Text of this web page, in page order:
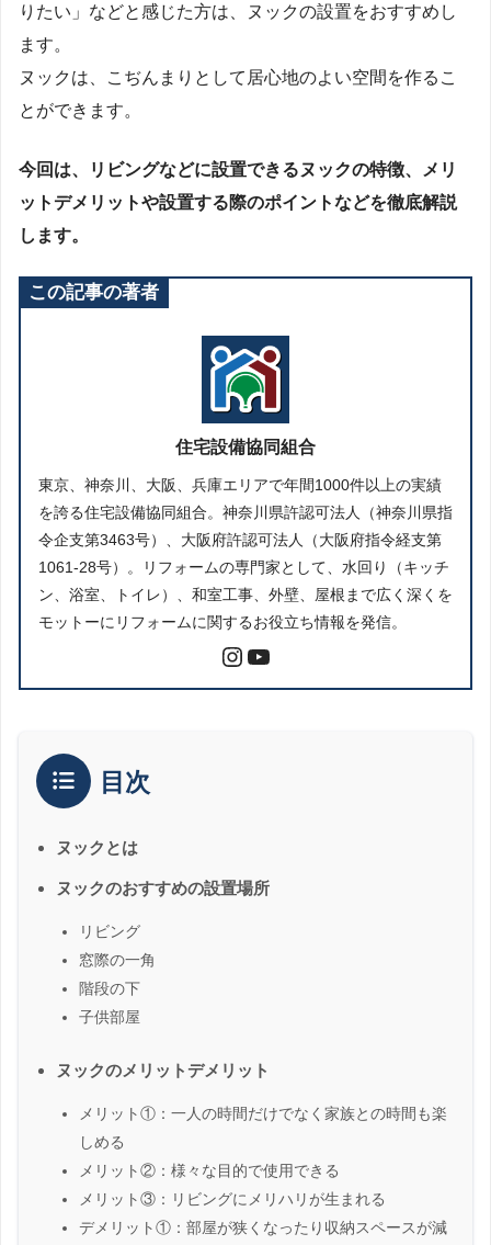
りたい」などと感じた方は、ヌックの設置をおすすめし
ます。
ヌックは、こぢんまりとして居心地のよい空間を作るこ
とができます。
今回は、リビングなどに設置できるヌックの特徴、メリ
ットデメリットや設置する際のポイントなどを徹底解説
します。
この記事の著者
住宅設備協同組合
東京、神奈川、大阪、兵庫エリアで年間1000件以上の実績
を誇る住宅設備協同組合。神奈川県許認可法人（神奈川県指
令企支第3463号）、大阪府許認可法人（大阪府指令経支第
1061-28号）。リフォームの専門家として、水回り（キッチ
ン、浴室、トイレ）、和室工事、外壁、屋根まで広く深くを
モットーにリフォームに関するお役立ち情報を発信。
目次
ヌックとは
ヌックのおすすめの設置場所
リビング
窓際の一角
階段の下
子供部屋
ヌックのメリットデメリット
メリット①：一人の時間だけでなく家族との時間も楽
しめる
メリット②：様々な目的で使用できる
メリット③：リビングにメリハリが生まれる
デメリット①：部屋が狭くなったり収納スペースが減